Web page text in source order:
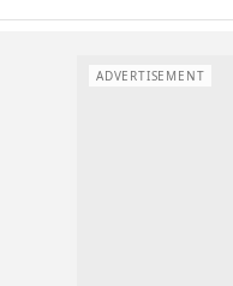
ADVERTISEMENT